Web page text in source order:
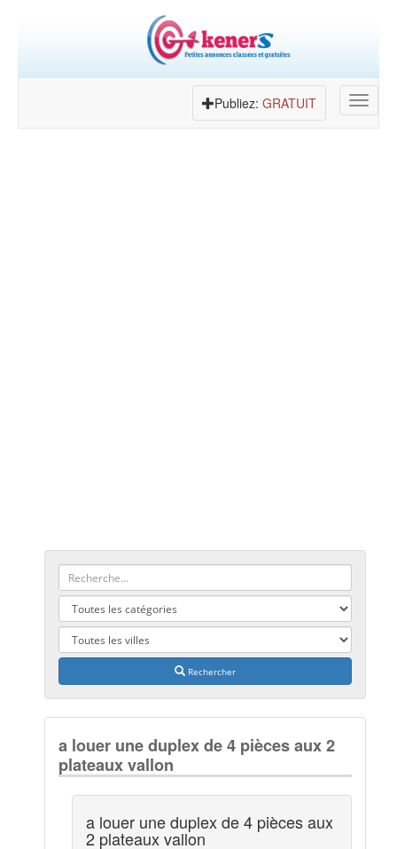
Toggle
Publiez: GRATUIT
Rechercher
a louer une duplex de 4 pièces aux 2
plateaux vallon
a louer une duplex de 4 pièces aux
2 plateaux vallon